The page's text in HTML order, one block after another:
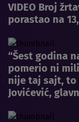
VIDEO Broj
porastao na
“Šest godina
pomerio ni
nije taj sajt, to
Jovićević,